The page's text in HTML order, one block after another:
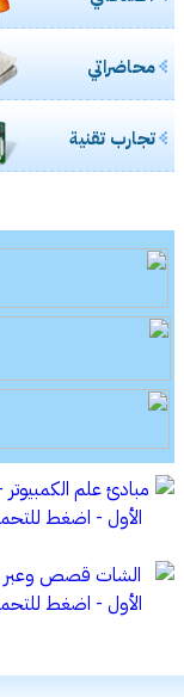
محاضراتي
تجارب تقنية